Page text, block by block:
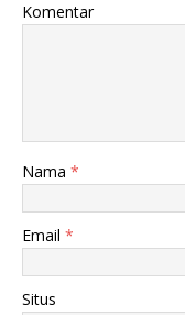
Komentar
Nama *
Email *
Situs